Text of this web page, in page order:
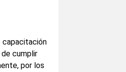
capacitación
cumplir
por los